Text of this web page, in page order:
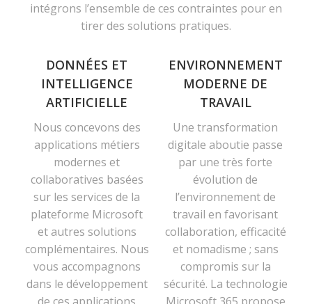
intégrons l’ensemble de ces contraintes pour en
tirer des solutions pratiques.
DONNÉES ET
INTELLIGENCE
ARTIFICIELLE
Nous concevons des
applications métiers
modernes et
collaboratives basées
sur les services de la
plateforme Microsoft
et autres solutions
complémentaires. Nous
vous accompagnons
dans le développement
ENVIRONNEMENT
MODERNE DE
TRAVAIL
Une transformation
digitale aboutie passe
par une très forte
évolution de
l’environnement de
travail en favorisant
collaboration, efficacité
et nomadisme ; sans
compromis sur la
sécurité. La technologie